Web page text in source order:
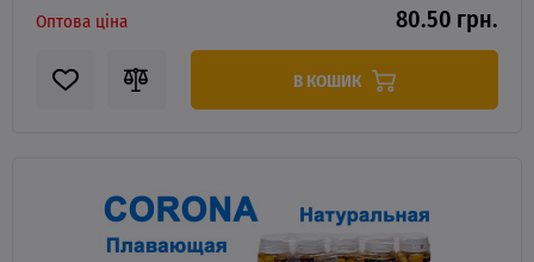
Оптова ціна 80.50 грн.
В КОШИК